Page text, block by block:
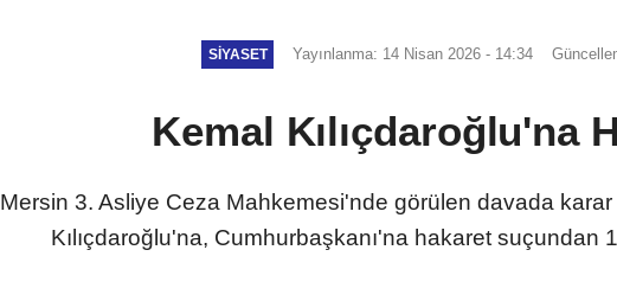
SIYASET Yayınlanma: 14 Nisan 2026 - 14:34
Kemal Kılıçdaroğlu'na
Mersin 3. Asliye Ceza Mahkemesi'nde görülen davada karar
Kılıçdaroğlu'na, Cumhurbaşkanı'na hakaret suçundan